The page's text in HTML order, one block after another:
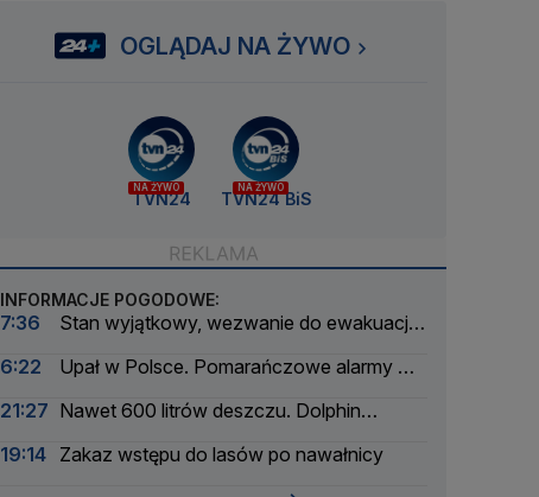
OGLĄDAJ NA ŻYWO
NA ŻYWO
TVN24
NA ŻYWO
TVN24 BiS
INFORMACJE POGODOWE:
7:36
Stan wyjątkowy, wezwanie do ewakuacji
6:22
Upał w Polsce. Pomarańczowe alarmy w
21:27 Nawet 600 litrów deszczu. Dolphin
19:14 Zakaz wstępu do lasów po nawałnicy